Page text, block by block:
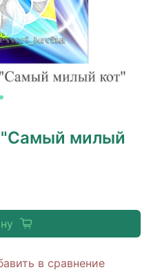
милый
в сравнение